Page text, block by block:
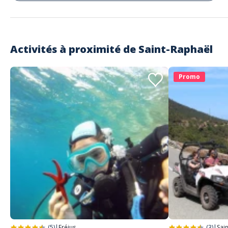
Activités à proximité de Saint-Raphaël
Promo